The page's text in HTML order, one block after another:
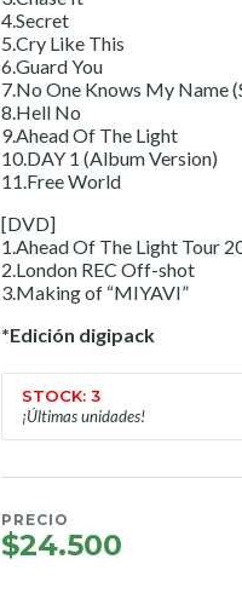
4.Secret
5.Cry Like This
6.Guard You
7.No One Knows My Name
8.Hell No
9.Ahead Of The Light
10.DAY 1 (Album Version)
11.Free World
[DVD]
1.Ahead Of The Light Tour
2.London REC Off-shot
3.Making of “MIYAVI”
*Edición digipack
STOCK: 3
¡Últimas unidades!
PRECIO
$24.500